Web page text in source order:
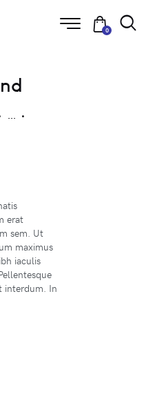
0
...
erat
sem. Ut
maximus
iaculis
interdum. In